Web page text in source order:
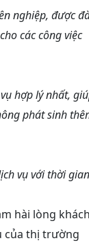
nghiệp, được
các công việc
hợp lý nhất,
phát sinh
vụ với thời gian
hài lòng khách
của thị trường